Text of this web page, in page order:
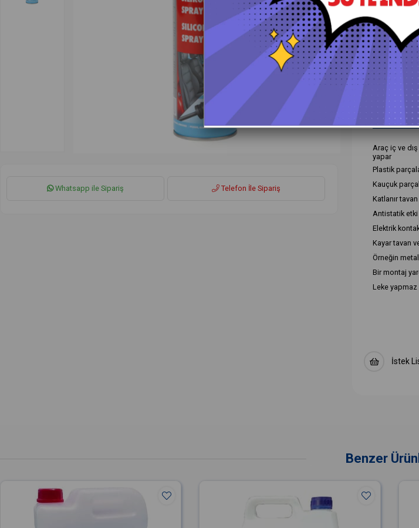
›
Whatsapp ile Sipariş Telefon İle Sipariş
Ürün
Araç iç ve dış
yapar
Plastik
Kauçuk
Katlanır
Antistatik
Elektrik
Kayar tavan
Örneğin
Bir montaj
Leke yapmaz
İstek
Benzer